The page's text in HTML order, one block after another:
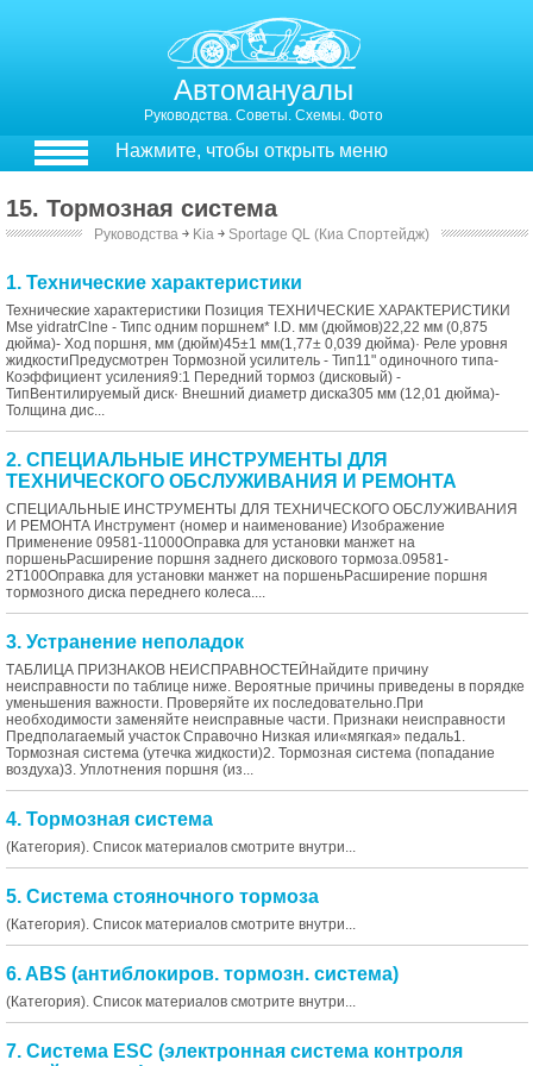
Автомануалы
Руководства. Советы. Схемы. Фото
Нажмите, чтобы открыть меню
15. Тормозная система
Руководства ￫ Kia ￫ Sportage QL (Киа Спортейдж)
1. Технические характеристики
Технические характеристики Позиция ТЕХНИЧЕСКИЕ ХАРАКТЕРИСТИКИ
Mse yidratrClne - Типс одним поршнем* I.D. мм (дюймов)22,22 мм (0,875
дюйма)- Ход поршня, мм (дюйм)45±1 мм(1,77± 0,039 дюйма)· Реле уровня
жидкостиПредусмотрен Тормозной усилитель - Тип11" одиночного типа-
Коэффициент усиления9:1 Передний тормоз (дисковый) -
ТипВентилируемый диск· Внешний диаметр диска305 мм (12,01 дюйма)-
Толщина дис...
2. СПЕЦИАЛЬНЫЕ ИНСТРУМЕНТЫ ДЛЯ
ТЕХНИЧЕСКОГО ОБСЛУЖИВАНИЯ И РЕМОНТА
СПЕЦИАЛЬНЫЕ ИНСТРУМЕНТЫ ДЛЯ ТЕХНИЧЕСКОГО ОБСЛУЖИВАНИЯ
И РЕМОНТА Инструмент (номер и наименование) Изображение
Применение 09581-11000Оправка для установки манжет на
поршеньРасширение поршня заднего дискового тормоза.09581-
2T100Оправка для установки манжет на поршеньРасширение поршня
тормозного диска переднего колеса....
3. Устранение неполадок
ТАБЛИЦА ПРИЗНАКОВ НЕИСПРАВНОСТЕЙНайдите причину
неисправности по таблице ниже. Вероятные причины приведены в порядке
уменьшения важности. Проверяйте их последовательно.При
необходимости заменяйте неисправные части. Признаки неисправности
Предполагаемый участок Справочно Низкая или«мягкая» педаль1.
Тормозная система (утечка жидкости)2. Тормозная система (попадание
воздуха)3. Уплотнения поршня (из...
4. Тормозная система
(Категория). Список материалов смотрите внутри...
5. Система стояночного тормоза
(Категория). Список материалов смотрите внутри...
6. ABS (антиблокиров. тормозн. система)
(Категория). Список материалов смотрите внутри...
7. Система ESC (электронная система контроля